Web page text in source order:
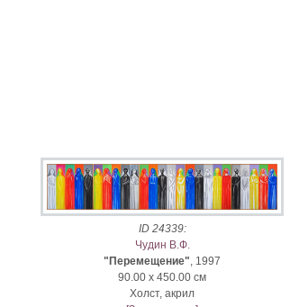
ID 24339:
Чудин В.Ф.
"Перемещение" , 1997
90.00 x 450.00 см
Xолст, акрил